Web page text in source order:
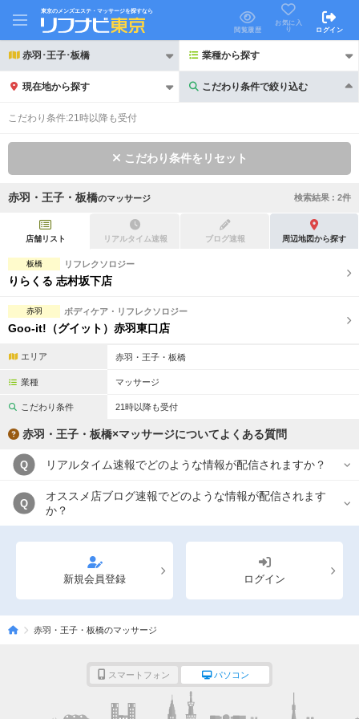
東京のメンズエステ・マッサージを探すなら
閲覧履歴
お気に入
り
ログイン
赤羽･王子･板橋 業種から探す
現在地から探す こだわり条件で絞り込む
こだわり条件で絞り込む
初回割引あり リピーター割引あり
団体割引
2名様歓迎
完全個室
フットバスあり 岩盤浴あり
専用駐車場あり 有資格者在籍
日本人スタッフのみ 女性スタッフのみ
こだわり条件:21時以降も受付
こだわり条件をリセット
赤羽・王子・板橋のマッサージ 検索結果 : 2件
店舗リスト リアルタイム速報 ブログ速報 周辺地図から探す
板橋 リフレクソロジー
りらくる 志村坂下店
赤羽 ボディケア・リフレクソロジー
Goo-it!（グイット）赤羽東口店
エリア 赤羽・王子・板橋
業種 マッサージ
こだわり条件 21時以降も受付
赤羽・王子・板橋×マッサージについてよくある質問
Q リアルタイム速報でどのような情報が配信されますか？
Q
オススメ店ブログ速報でどのような情報が配信されます
か？
新規会員登録 ログイン
赤羽・王子・板橋のマッサージ
スマートフォン パソコン